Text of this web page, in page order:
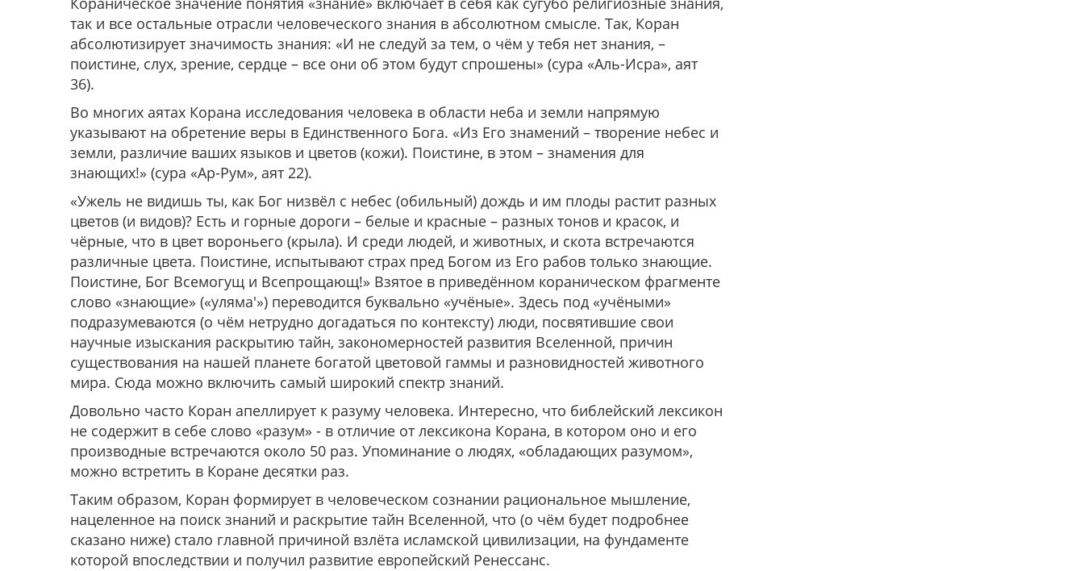
так и все остальные отрасли человеческого знания в абсолютном смысле. Так, Коран
абсолютизирует значимость знания: «И не следуй за тем, о чём у тебя нет знания, –
поистине, слух, зрение, сердце – все они об этом будут спрошены» (сура «Аль-Исра», аят
36).
Во многих аятах Корана исследования человека в области неба и земли напрямую
указывают на обретение веры в Единственного Бога. «Из Его знамений – творение небес и
земли, различие ваших языков и цветов (кожи). Поистине, в этом – знамения для
знающих!» (сура «Ар-Рум», аят 22).
«Ужель не видишь ты, как Бог низвёл с небес (обильный) дождь и им плоды растит разных
цветов (и видов)? Есть и горные дороги – белые и красные – разных тонов и красок, и
чёрные, что в цвет вороньего (крыла). И среди людей, и животных, и скота встречаются
различные цвета. Поистине, испытывают страх пред Богом из Его рабов только знающие.
Поистине, Бог Всемогущ и Всепрощающ!» Взятое в приведённом кораническом фрагменте
слово «знающие» («уляма'») переводится буквально «учёные». Здесь под «учёными»
подразумеваются (о чём нетрудно догадаться по контексту) люди, посвятившие свои
научные изыскания раскрытию тайн, закономерностей развития Вселенной, причин
существования на нашей планете богатой цветовой гаммы и разновидностей животного
мира. Сюда можно включить самый широкий спектр знаний.
Довольно часто Коран апеллирует к разуму человека. Интересно, что библейский лексикон
не содержит в себе слово «разум» - в отличие от лексикона Корана, в котором оно и его
производные встречаются около 50 раз. Упоминание о людях, «обладающих разумом»,
можно встретить в Коране десятки раз.
Таким образом, Коран формирует в человеческом сознании рациональное мышление,
нацеленное на поиск знаний и раскрытие тайн Вселенной, что (о чём будет подробнее
сказано ниже) стало главной причиной взлёта исламской цивилизации, на фундаменте
которой впоследствии и получил развитие европейский Ренессанс.